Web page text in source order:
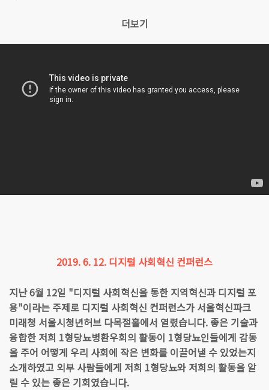
더보기
2019. 6. 12. 디지털 사회혁신 컨퍼런스
지난 6월 12일 "디지털 사회혁신을 통한 지역혁신과 디지털 포
용"이라는 주제로 디지털 사회혁신 컨퍼런스가 서울혁신파크
미래청 서울시청년허브 다목절홀에서 열렸습니다. 좋은 기술과
융합한 저희 1형당뇨병환우회의 활동이 1형당뇨인들에게 감동
을 주어 어떻게 우리 사회에 작은 변화를 이끌어낼 수 있었는지
소개하였고 외부 사람들에게 저희 1형당뇨와 저희의 활동을 알
릴 수 있는 좋은 기회였습니다.